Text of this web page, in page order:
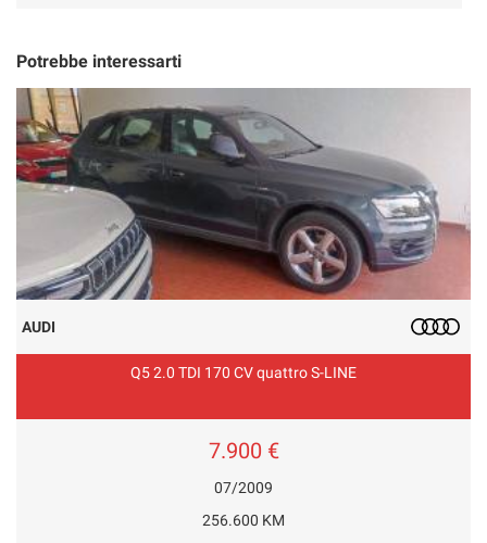
Potrebbe interessarti
AUDI
Q5 2.0 TDI 170 CV quattro S-LINE
7.900 €
07/2009
256.600 KM